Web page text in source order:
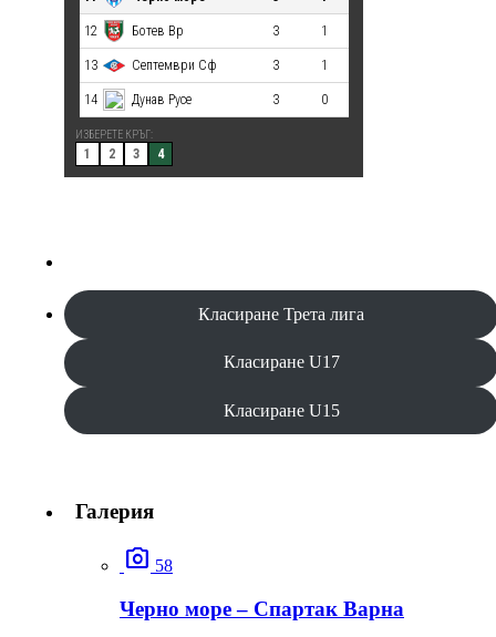
Класиране Трета лига
Класиране U17
Класиране U15
Галерия
photo_camera 58
Черно море – Спартак Варна